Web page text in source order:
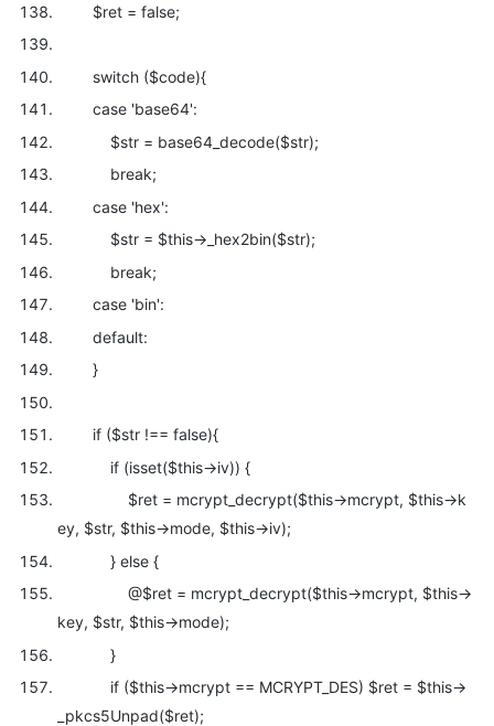
$ret = false;
switch ($code){
case 'base64':
$str = base64_decode($str);
break;
case 'hex':
$str = $this->_hex2bin($str);
break;
case 'bin':
default:
}
if ($str !== false){
if (isset($this->iv)) {
$ret = mcrypt_decrypt($this->mcrypt, $this->k
ey, $str, $this->mode, $this->iv);
} else {
@$ret = mcrypt_decrypt($this->mcrypt, $this->
key, $str, $this->mode);
}
if ($this->mcrypt == MCRYPT_DES) $ret = $this->
_pkcs5Unpad($ret);